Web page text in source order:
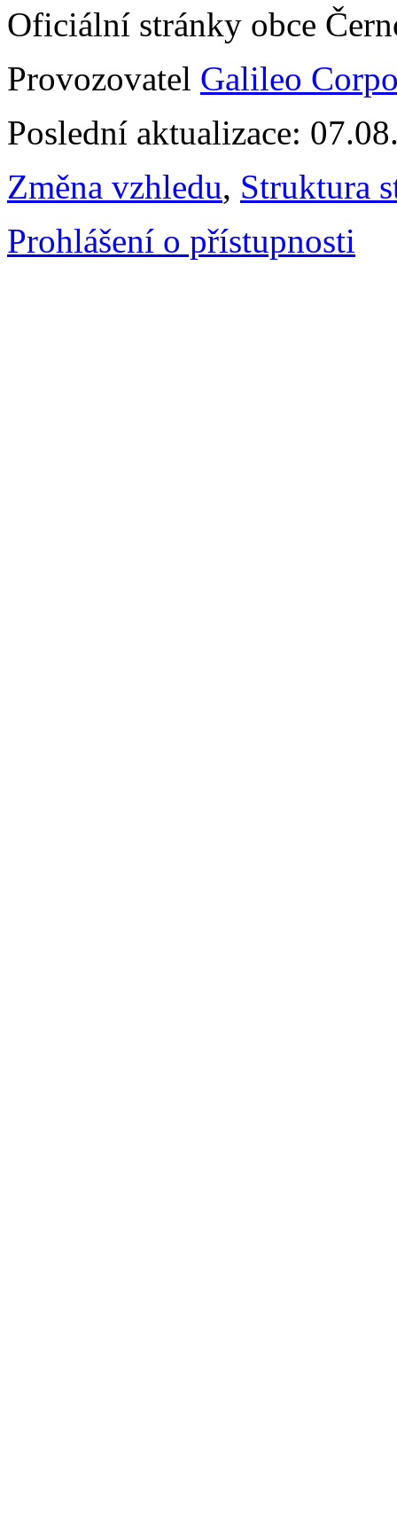
Oficiální stránky obce
Provozovatel Galileo
Poslední aktualizace:
Změna vzhledu, Struktura
Prohlášení o přístupnosti